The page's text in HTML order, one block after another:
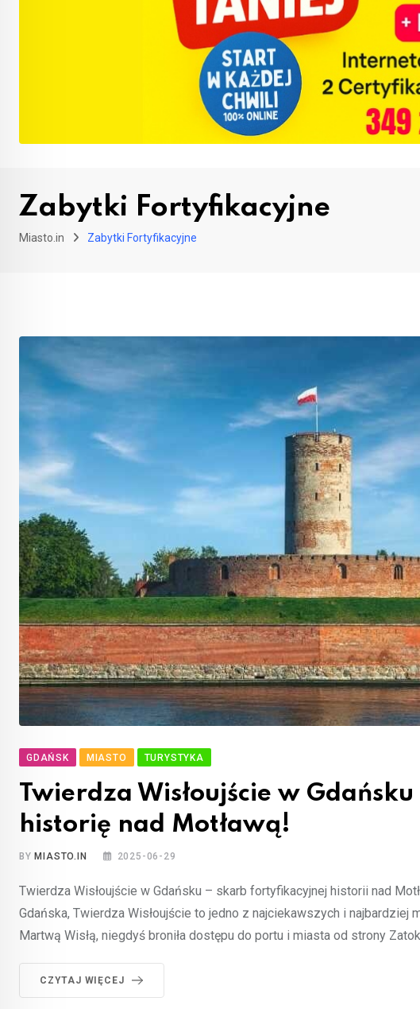
Zabytki Fortyfikacyjne
Miasto.in Zabytki Fortyfikacyjne
GDAŃSK MIASTO TURYSTYKA
Twierdza Wisłoujście w
historię nad Motławą!
BY MIASTO.IN 2025-06-29
Twierdza Wisłoujście w Gdańsku – skarb fortyfikacyjnej historii nad
Gdańska, Twierdza Wisłoujście to jedno z najciekawszych i
Martwą Wisłą, niegdyś broniła dostępu do portu i miasta od strony
CZYTAJ WIĘCEJ